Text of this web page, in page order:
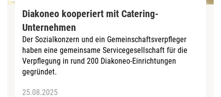
Diakoneo kooperiert mit Catering-
Unternehmen
Der Sozialkonzern und ein Gemeinschaftsverpfleger
haben eine gemeinsame Servicegesellschaft für die
Verpflegung in rund 200 Diakoneo-Einrichtungen
gegründet.
25.08.2025